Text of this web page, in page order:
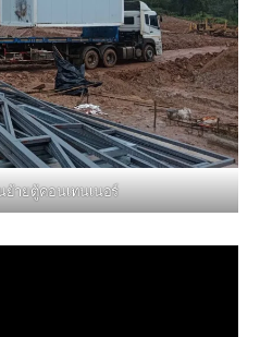
ย้ายตู้คอนเทนเนอร์